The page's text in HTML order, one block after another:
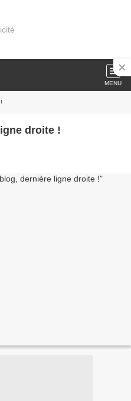
MENU
droite !